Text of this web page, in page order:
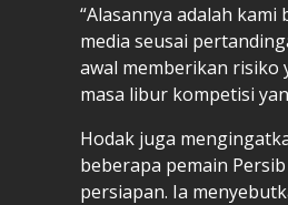
“Alasannya adalah
media seusai
awal memberikan risiko
masa libur kompetisi
Hodak juga
beberapa pemain
persiapan. Ia